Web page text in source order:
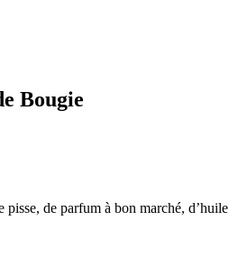
Bougie
de parfum à bon marché,